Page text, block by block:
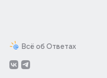
Всё об Ответах